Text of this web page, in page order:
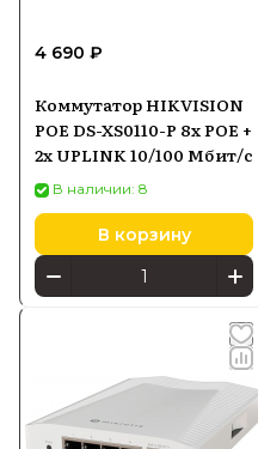
4 690 ₽
Коммутатор HIKVISION
POE DS-XS0110-P 8x POE +
2x UPLINK 10/100 Мбит/с
В наличии: 8
В корзину